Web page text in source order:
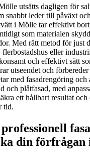
utsätts dagligen för
snabbt leder till påväxt
i Mölle tar effektivt
som materialen
Med rätt metod för just
eller
och effektivt sätt
utseendet och
med fasadrengöring och
och plåtfasad, med
ett hållbart resultat och
tid.
din förfrågan